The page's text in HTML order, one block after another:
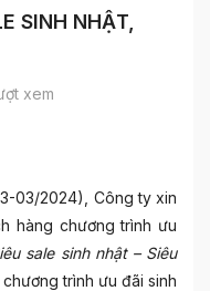
SINH NHẬT,
xem
03/2024), Công ty xin
hàng chương trình ưu
sale sinh nhật – Siêu
trình ưu đãi sinh